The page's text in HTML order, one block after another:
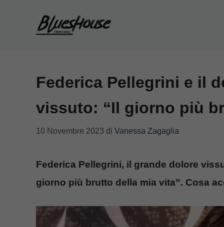
Federica Pellegrini e il
vissuto: “Il giorno più
10 Novembre 2023 di Vanessa Zagaglia
Federica Pellegrini, il grande dolore
giorno più brutto della mia vita”. Cosa